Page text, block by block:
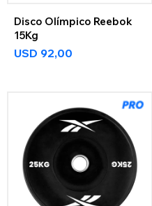
Disco Olímpico Reebok
15Kg
USD 92,00